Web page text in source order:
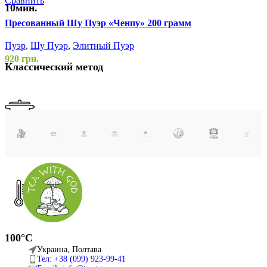
10мин.
Классический метод
10г / 1-1.5л
100°С
Пресованный Шу Пуэр «Ченпу» 200 грамм
Пуэр, Шу Пуэр, Элитный Пуэр
920 грн.
Украина, Полтава
Тел: +38 (099) 923-99-41